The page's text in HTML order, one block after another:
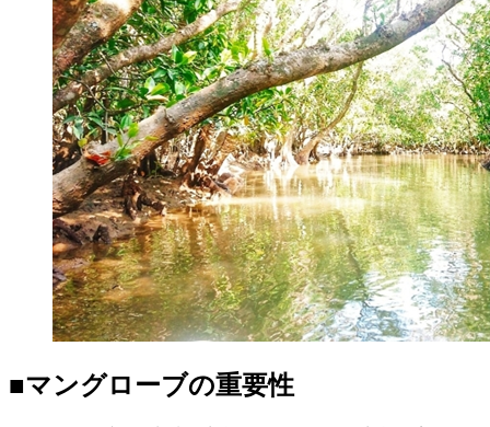
■マングローブの重要性